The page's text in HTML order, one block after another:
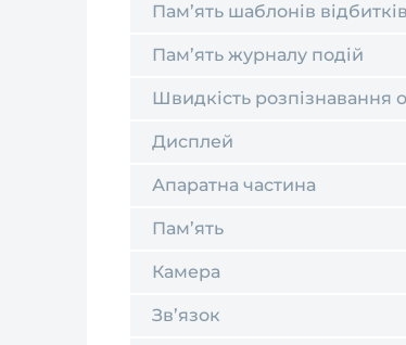
Пам’ять шаблонів
Пам’ять журналу подій
Швидкість розпізнавання
Дисплей
Апаратна частина
Пам’ять
Камера
Зв’язок